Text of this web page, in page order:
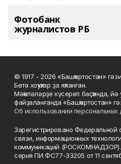
Фотобанк
журналистов РБ
© 1917 - 2026 «Башҡортостан»
Бөтә хоҡуҡтар ҙа яҡланған.
Мәҡәләләрҙе күсереп баҫҡанда,
файҙаланғанда «Башҡортостан»
Об использовании персональных
Зарегистрировано Федеральной
связи, информационных
коммуникаций (РОСКОМНАДЗОР).
серия ПИ ФС77-33205 от 11